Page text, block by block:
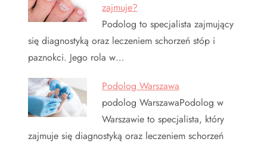
zajmuje?
Podolog to specjalista zajmujący
się diagnostyką oraz leczeniem schorzeń stóp i
paznokci. Jego rola w…
Podolog Warszawa
podolog WarszawaPodolog w
Warszawie to specjalista, który
zajmuje się diagnostyką oraz leczeniem schorzeń